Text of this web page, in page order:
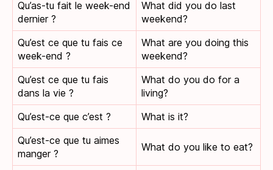
Qu’as-tu fait le week-end
dernier ?
What did you do last
weekend?
Qu’est ce que tu fais ce
week-end ?
What are you doing this
weekend?
Qu’est ce que tu fais
dans la vie ?
What do you do for a
living?
Qu’est-ce que c’est ?
What is it?
Qu’est-ce que tu aimes
manger ?
What do you like to eat?